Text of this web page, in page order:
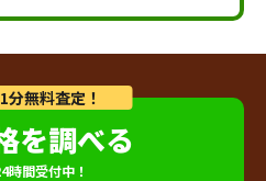
分無料査定！
を調べる
時間受付中！